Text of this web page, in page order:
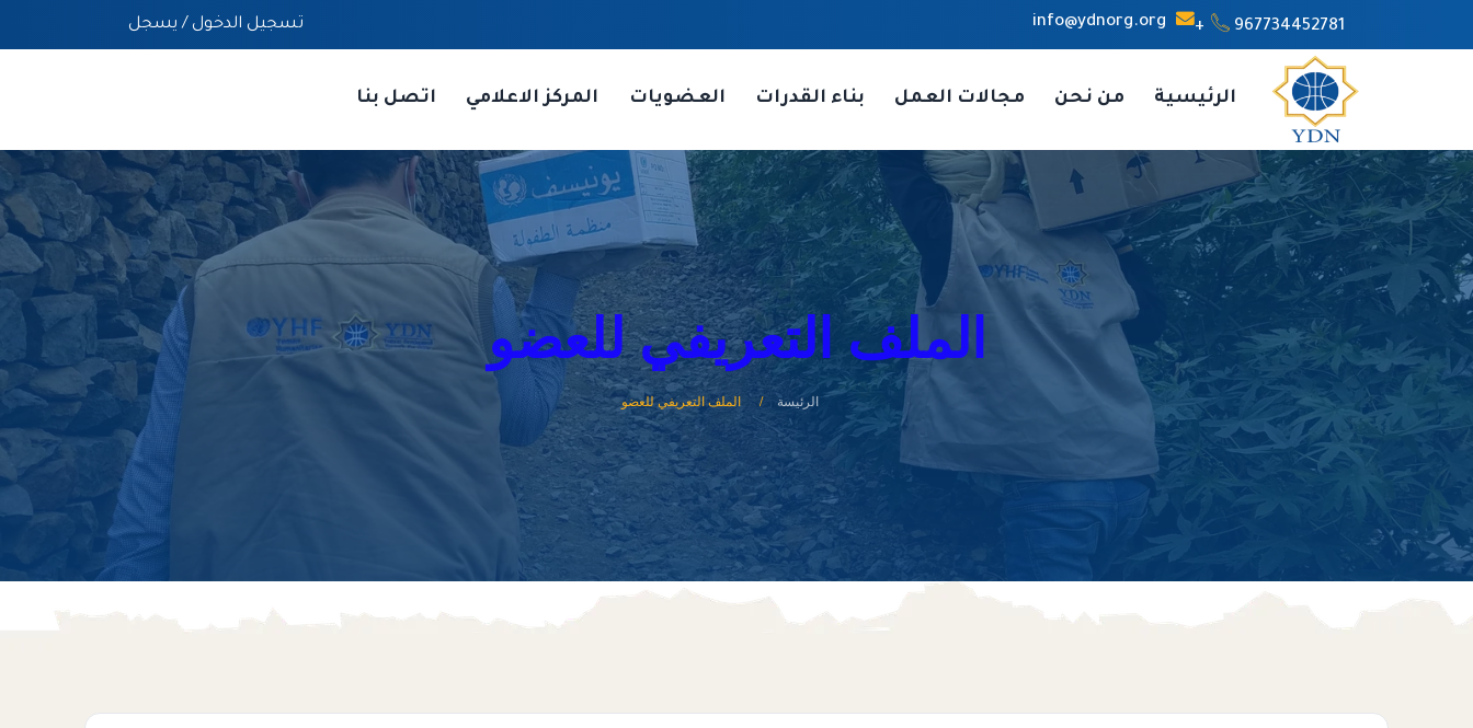
967734452781+
info@ydnorg.org تسجيل الدخول / يسجل
الرئيسية من نحن مجالات العمل بناء القدرات العضويات المركز الاعلامي اتصل بنا
الملف التعريفي للعضو
الرئيسة الملف التعريفي للعضو